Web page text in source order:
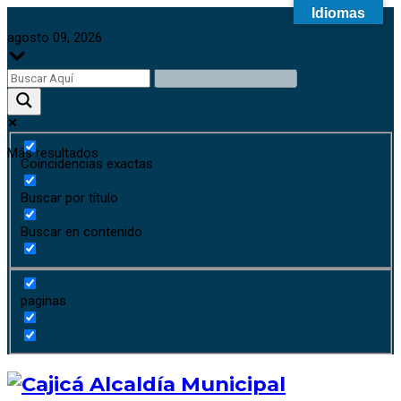
agosto 09, 2026
Más resultados
Coincidencias exactas
Buscar por título
Buscar en contenido
paginas
Idiomas